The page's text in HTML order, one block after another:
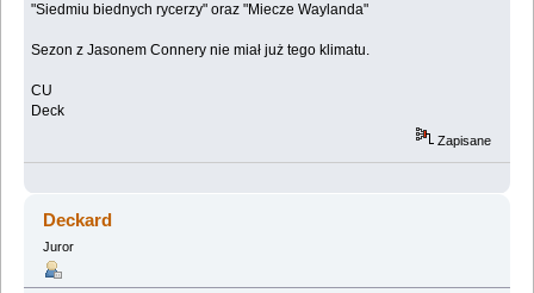
"Siedmiu biednych rycerzy" oraz "Miecze Waylanda"
Sezon z Jasonem Connery nie miał już tego klimatu.
CU
Deck
Zapisane
Deckard
Juror